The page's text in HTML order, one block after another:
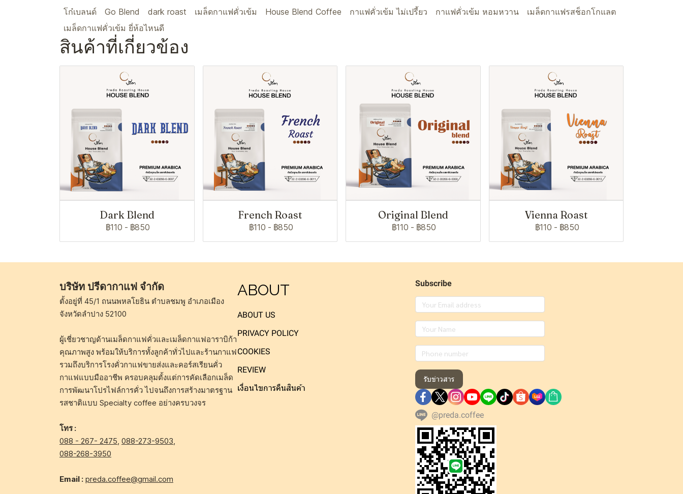
โก๋เบลนด์ Go Blend dark roast เมล็ดกาแฟคั่วเข้ม House Blend Coffee กาแฟคั่วเข้ม ไม่เปรี้ยว กาแฟคั่วเข้ม หอมหวาน
เมล็ดกาแฟรสช็อกโกแลต
เมล็ดกาแฟคั่วเข้ม ยี่ห้อไหนดี
สินค้าที่เกี่ยวข้อง
Dark Blend
฿110 - ฿850
French Roast
฿110 - ฿850
Original Blend
฿110 - ฿850
Vienna Roast
฿110 - ฿850
บริษัท ปรีดากาแฟ จำกัด
ตั้งอยู่ที่ 45/1 ถนนพหลโยธิน ตำบลชมพู อำเภอเมือง
จังหวัดลำปาง 52100
ผู้เชี่ยวชาญด้านเมล็ดกาแฟคั่วและเมล็ดกาแฟอาราบิก้า
คุณภาพสูง พร้อมให้บริการทั้งลูกค้าทั่วไปและร้านกาแฟ
รวมถึงบริการโรงคั่วกาแฟขายส่งและคอร์สเรียนคั่ว
กาแฟแบบมืออาชีพ ครอบคลุมตั้งแต่การคัดเลือกเมล็ด
การพัฒนาโปรไฟล์การคั่ว ไปจนถึงการสร้างมาตรฐาน
รสชาติแบบ Specialty coffee อย่างครบวงจร
โทร :
088 - 267- 2475 088-273-9503
088-268-3950
Email : preda.coffee@gmail.com
ABOUT
ABOUT US
PRIVACY POLICY
COOKIES
REVIEW
เงื่อนไขการคืนสินค้า
Subscribe
รับข่าวสาร
@preda.coffee